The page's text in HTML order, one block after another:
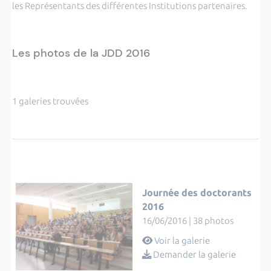
les Représentants des différentes Institutions partenaires.
Les photos de la JDD 2016
1 galeries trouvées
Journée des doctorants
2016
16/06/2016 | 38 photos
Voir la galerie
Demander la galerie